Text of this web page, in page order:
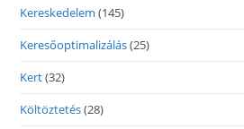
Kereskedelem (145)
Keresőoptimalizálás(25)
Kert(32)
Költöztetés(28)